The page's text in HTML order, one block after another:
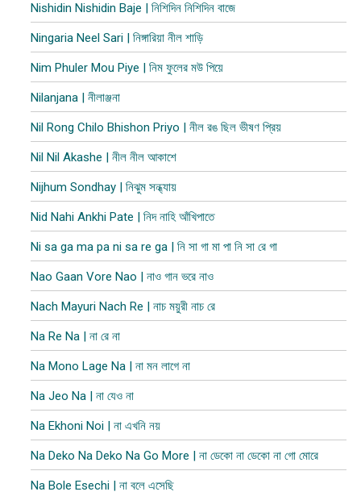
Nishidin Nishidin Baje | নিশিদিন নিশিদিন বাজে
Ningaria Neel Sari | নিঙ্গারিয়া নীল শাড়ি
Nim Phuler Mou Piye | নিম ফুলের মউ পিয়ে
Nilanjana | নীলাঞ্জনা
Nil Rong Chilo Bhishon Priyo | নীল রঙ ছিল ভীষণ প্রিয়
Nil Nil Akashe | নীল নীল আকাশে
Nijhum Sondhay | নিঝুম সন্ধ্যায়
Nid Nahi Ankhi Pate | নিদ নাহি আঁখিপাতে
Ni sa ga ma pa ni sa re ga | নি সা গা মা পা নি সা রে গা
Nao Gaan Vore Nao | নাও গান ভরে নাও
Nach Mayuri Nach Re | নাচ ময়ুরী নাচ রে
Na Re Na | না রে না
Na Mono Lage Na | না মন লাগে না
Na Jeo Na | না যেও না
Na Ekhoni Noi | না এখনি নয়
Na Deko Na Deko Na Go More | না ডেকো না ডেকো না গো মোরে
Na Bole Esechi | না বলে এসেছি